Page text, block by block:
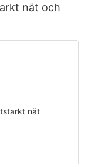
nät och